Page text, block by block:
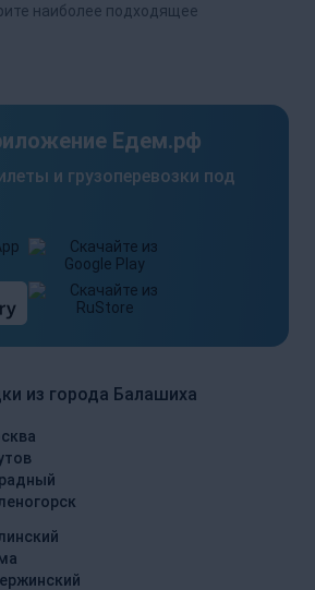
наиболее подходящее
Едем.рф
и грузоперевозки под
из города Балашиха